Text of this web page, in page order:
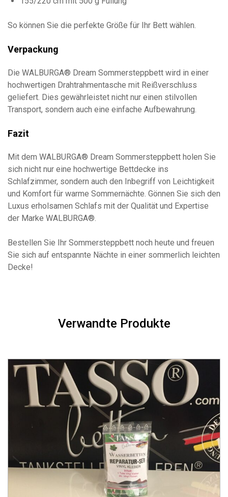
So können Sie die perfekte Größe für Ihr Bett wählen.
Verpackung
Die WALBURGA® Dream Sommersteppbett wird in einer
hochwertigen Drahtrahmentasche mit Reißverschluss
geliefert. Dies gewährleistet nicht nur einen stilvollen
Transport, sondern auch eine einfache Aufbewahrung.
Fazit
Mit dem WALBURGA® Dream Sommersteppbett holen Sie
sich nicht nur eine hochwertige Bettdecke ins
Schlafzimmer, sondern auch den Inbegriff von Leichtigkeit
und Komfort für warme Sommernächte. Gönnen Sie sich den
Luxus erholsamen Schlafs mit der Qualität und Expertise
der Marke WALBURGA®.
Bestellen Sie Ihr Sommersteppbett noch heute und freuen
Sie sich auf entspannte Nächte in einer sommerlich leichten
Decke!
Verwandte Produkte